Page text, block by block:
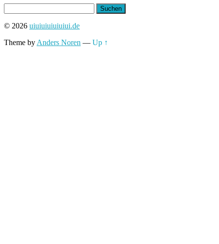
nach:
© 2026 uiuiuiuiuiuiui.de
Theme by Anders Noren — Up ↑